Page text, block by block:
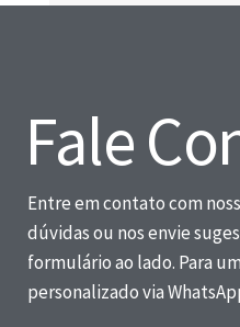
Fale
Entre em contato com
dúvidas ou nos envie
formulário ao lado. Para
personalizado via